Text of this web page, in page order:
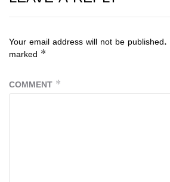
Your email address will not be published.
marked *
COMMENT *